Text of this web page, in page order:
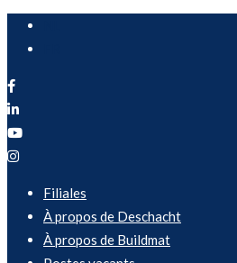
Filiales
À propos de Deschacht
À propos de Buildmat